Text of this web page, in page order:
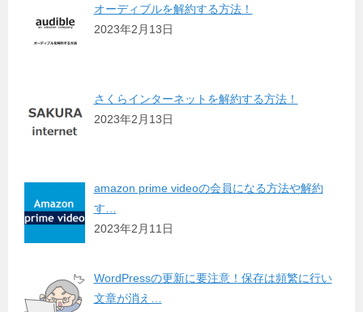
オーディブルを解約する方法！
2023年2月13日
さくらインターネットを解約する方法！
2023年2月13日
amazon prime videoの会員になる方法や解約
す…
2023年2月11日
WordPressの更新に要注意！保存は頻繁に行い
文章が消え…